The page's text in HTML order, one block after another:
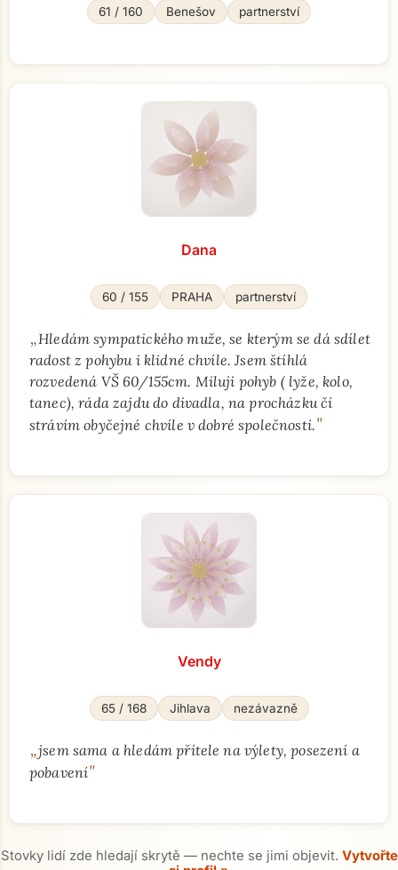
61 / 160 Benešov partnerství
Dana
60 / 155 PRAHA partnerství
„Hledám sympatického muže, se kterým se dá sdílet
radost z pohybu i klidné chvíle. Jsem štíhlá
rozvedená VŠ 60/155cm. Miluji pohyb ( lyže, kolo,
tanec), ráda zajdu do divadla, na procházku čí
strávím obyčejné chvíle v dobré společnosti."
Vendy
65 / 168 Jihlava nezávazně
„jsem sama a hledám přítele na výlety, posezení a
pobavení"
Stovky lidí zde hledají skrytě — nechte se jimi objevit. Vytvořte